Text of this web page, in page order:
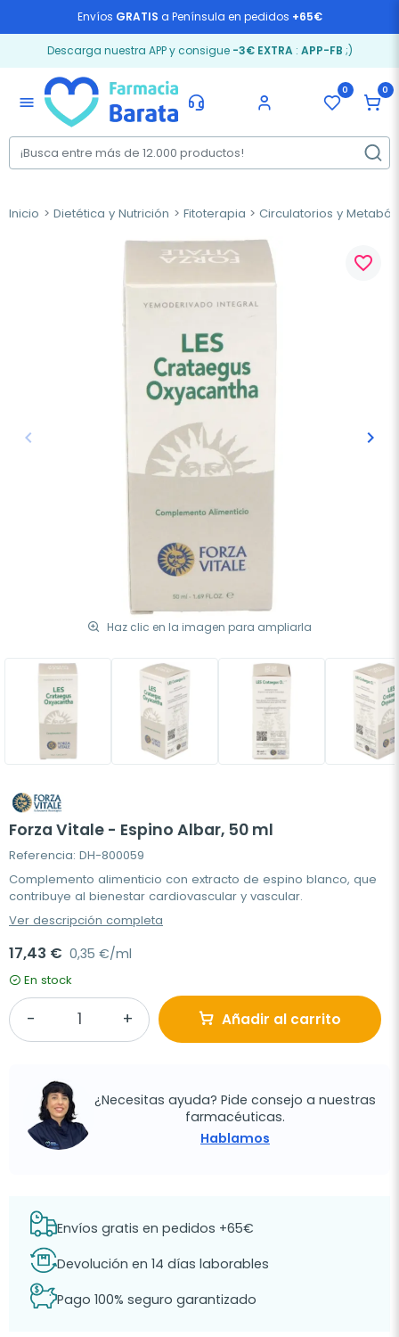
Envíos GRATIS a Península en pedidos +65€
Descarga nuestra APP y consigue -3€ EXTRA: APP-FB ;)
menu
0 0
Inicio Dietética y Nutrición Fitoterapia Circulatorios y
Anterior
keyboard_arrow_left keyboard_arrow_right
Haz clic en la imagen para ampliarla
favorite_border
Forza Vitale - Espino Albar, 50 ml
Referencia: DH-800059
Complemento alimenticio con extracto de espino blanco, que
contribuye al bienestar cardiovascular y vascular.
Ver descripción completa
17,43 € 0,35 €/ml
En stock
Añadir al carrito
¿Necesitas ayuda? Pide consejo a nuestras
farmacéuticas.
Hablamos
Envíos gratis en pedidos +65€
Devolución en 14 días laborables
Pago 100% seguro garantizado